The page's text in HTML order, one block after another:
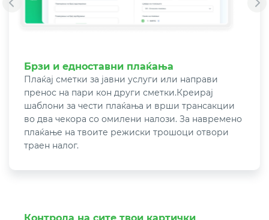
Брзи и едноставни плаќања
Плаќај сметки за јавни услуги или направи
пренос на пари кон други сметки.Креирај
шаблони за чести плаќања и врши трансакции
во два чекора со омилени налози. За навремено
плаќање на твоите режиски трошоци отвори
траен налог.